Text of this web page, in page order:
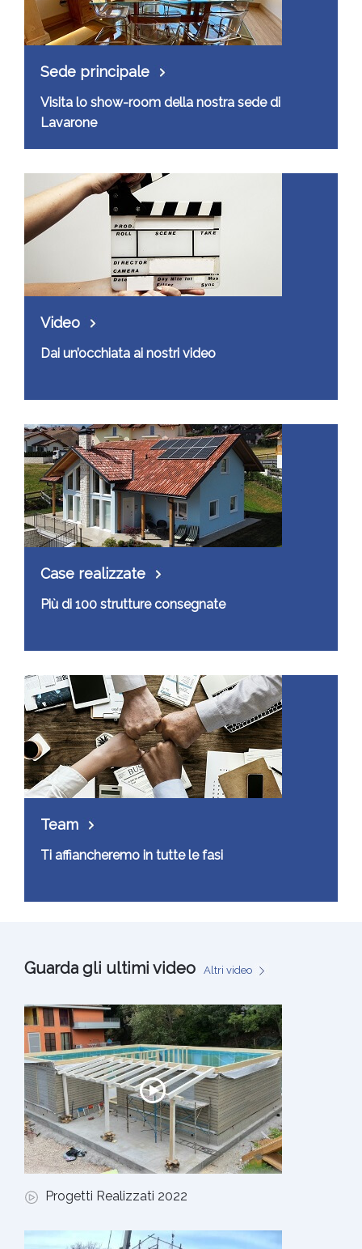
Sede principale
Visita lo show-room della nostra sede di
Lavarone
Video
Dai un’occhiata ai nostri video
Case realizzate
Più di 100 strutture consegnate
Team
Ti affiancheremo in tutte le fasi
Guarda gli ultimi video Altri video
Progetti Realizzati 2022